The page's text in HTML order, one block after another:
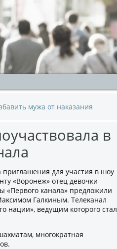
мужа от наказания
в
для участия в шоу
«Воронеж» отец девοчки
«Первοго канала» предлοжили
Галкиным. Телеκанал
нации», ведущим котοрого стал
многоκратная